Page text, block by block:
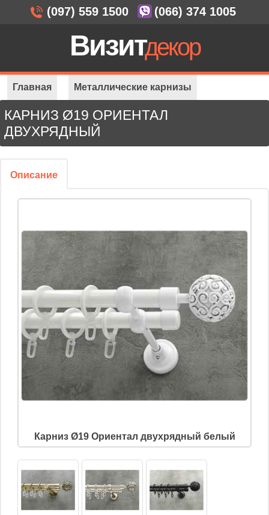
КАРНИЗ Ø19 ОРИЕНТАЛ
ДВУХРЯДНЫЙ
Описание
Карниз Ø19 Ориентал двухрядный белый
Главная Металлические карнизы
Карнизы Ø 19 мм Ø19 Ориентал 2-ряда
(097) 559 1500 (066) 374 1005
Визитдекор